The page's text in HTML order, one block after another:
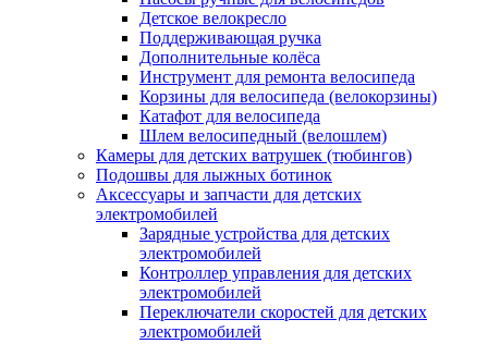
Детское велокресло
Поддерживающая ручка
Дополнительные колёса
Инструмент для ремонта велосипеда
Корзины для велосипеда (велокорзины)
Катафот для велосипеда
Шлем велосипедный (велошлем)
Камеры для детских ватрушек (тюбингов)
Подошвы для лыжных ботинок
Аксессуары и запчасти для детских
электромобилей
Зарядные устройства для детских
электромобилей
Контроллер управления для детских
электромобилей
Переключатели скоростей для детских
электромобилей